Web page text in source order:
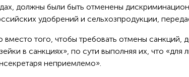
должны были быть отменены
удобрений и сельхозпродукции,
вместо того, чтобы требовать отмены
в санкциях», по сути выполняя их, что
неприемлемо».